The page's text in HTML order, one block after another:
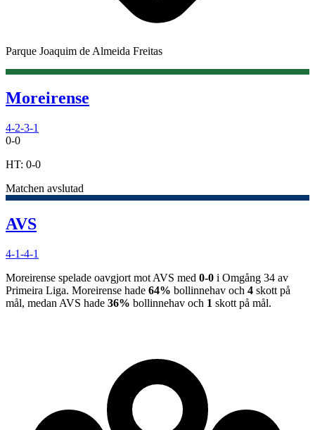
Parque Joaquim de Almeida Freitas
Moreirense
4-2-3-1
0-0
HT: 0-0
Matchen avslutad
AVS
4-1-4-1
Moreirense spelade oavgjort mot AVS med 0-0 i Omgång 34 av
Primeira Liga. Moreirense hade 64% bollinnehav och 4 skott på
mål, medan AVS hade 36% bollinnehav och 1 skott på mål.